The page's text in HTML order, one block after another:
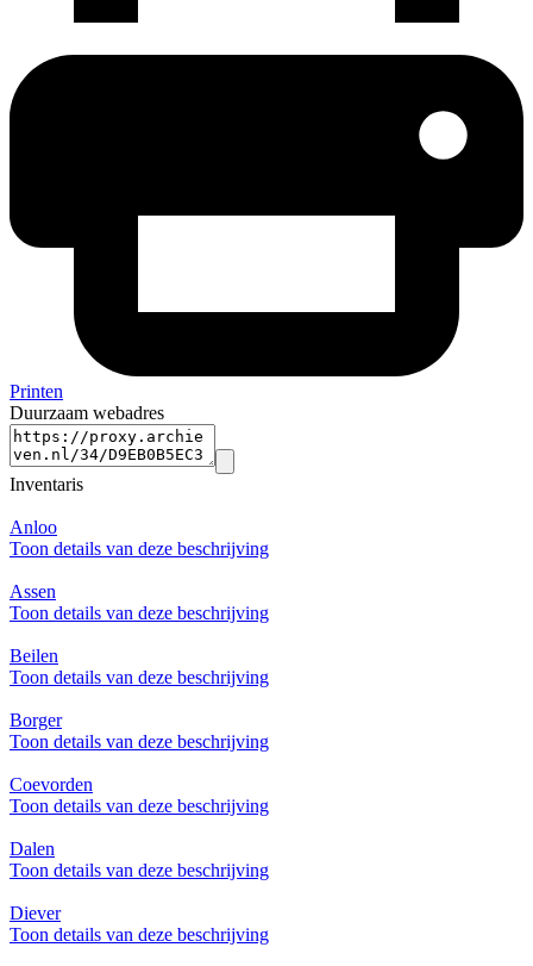
Printen
Duurzaam webadres
Inventaris
Anloo
Toon details van deze beschrijving
Assen
Toon details van deze beschrijving
Beilen
Toon details van deze beschrijving
Borger
Toon details van deze beschrijving
Coevorden
Toon details van deze beschrijving
Dalen
Toon details van deze beschrijving
Diever
Toon details van deze beschrijving